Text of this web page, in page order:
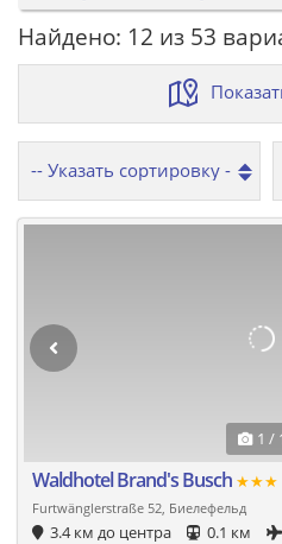
Найдено: 12 из 53
1 /
Waldhotel Brand's Busch ★★★
Furtwänglerstraße 52, Биелефельд
3.4 км до центра 0.1 км